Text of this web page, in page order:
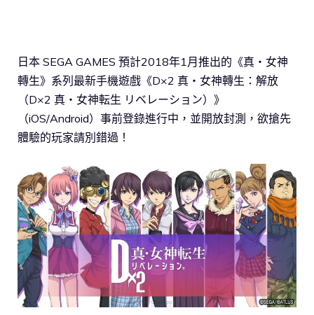
日本 SEGA GAMES 預計2018年1月推出的《真・女神
轉生》系列最新手機遊戲《D×2 真・女神轉生：解放
（D×2 真・女神転生 リベレーション）》
（iOS/Android）事前登錄進行中，並開放封測，欲搶先
體驗的玩家請別錯過！